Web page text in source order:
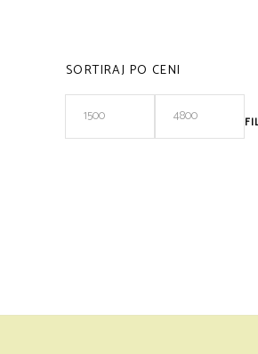
SORTIRAJ PO CENI
Minimalna
Maksimalna